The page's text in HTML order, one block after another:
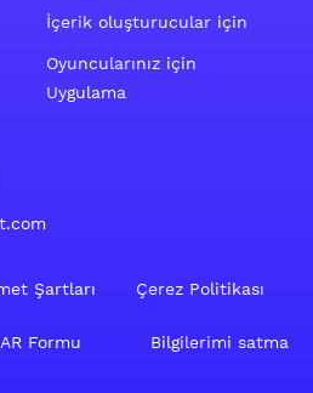
İçerik oluşturucular için
Oyuncularınız için
Uygulama
Şartları Çerez Politikası
Formu Bilgilerimi satma